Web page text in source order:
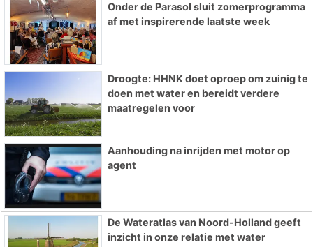
Onder de Parasol sluit zomerprogramma
af met inspirerende laatste week
Droogte: HHNK doet oproep om zuinig te
doen met water en bereidt verdere
maatregelen voor
Aanhouding na inrijden met motor op
agent
De Wateratlas van Noord-Holland geeft
inzicht in onze relatie met water